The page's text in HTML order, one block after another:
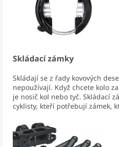
Skládací zámky
Skládají se z řady kovových
nepoužívají. Když chcete kolo
je nosič kol nebo tyč. Skládací
cyklisty, kteří potřebují zámek,